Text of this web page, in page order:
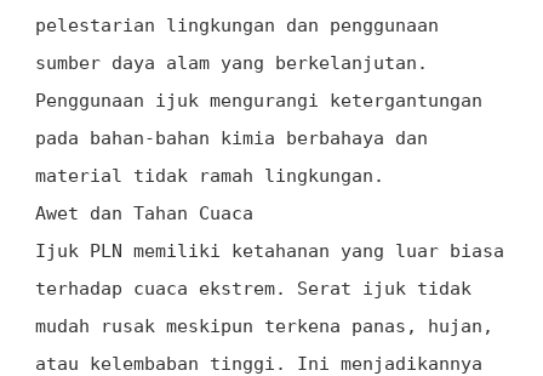
pelestarian lingkungan dan penggunaan
sumber daya alam yang berkelanjutan.
Penggunaan ijuk mengurangi ketergantungan
pada bahan-bahan kimia berbahaya dan
material tidak ramah lingkungan.
Awet dan Tahan Cuaca
Ijuk PLN memiliki ketahanan yang luar biasa
terhadap cuaca ekstrem. Serat ijuk tidak
mudah rusak meskipun terkena panas, hujan,
atau kelembaban tinggi. Ini menjadikannya